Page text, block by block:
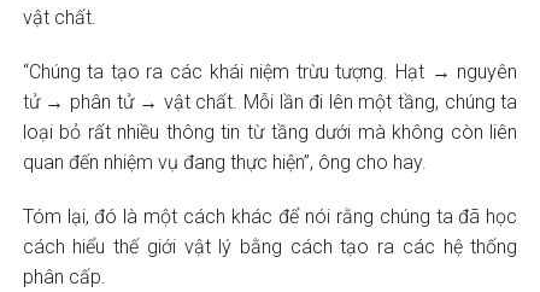
vật chất.
“Chúng ta tạo ra các khái niệm trừu tượng. Hạt → nguyên
tử → phân tử → vật chất. Mỗi lần đi lên một tầng, chúng ta
loại bỏ rất nhiều thông tin từ tầng dưới mà không còn liên
quan đến nhiệm vụ đang thực hiện”, ông cho hay.
Tóm lại, đó là một cách khác để nói rằng chúng ta đã học
cách hiểu thế giới vật lý bằng cách tạo ra các hệ thống
phân cấp.